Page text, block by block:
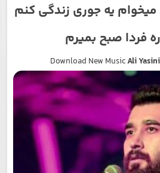
یه جوری زندگی کنم
فردا صبح بمیرم
Download New MusicAli Yasini